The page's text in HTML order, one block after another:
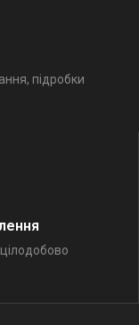
підробки